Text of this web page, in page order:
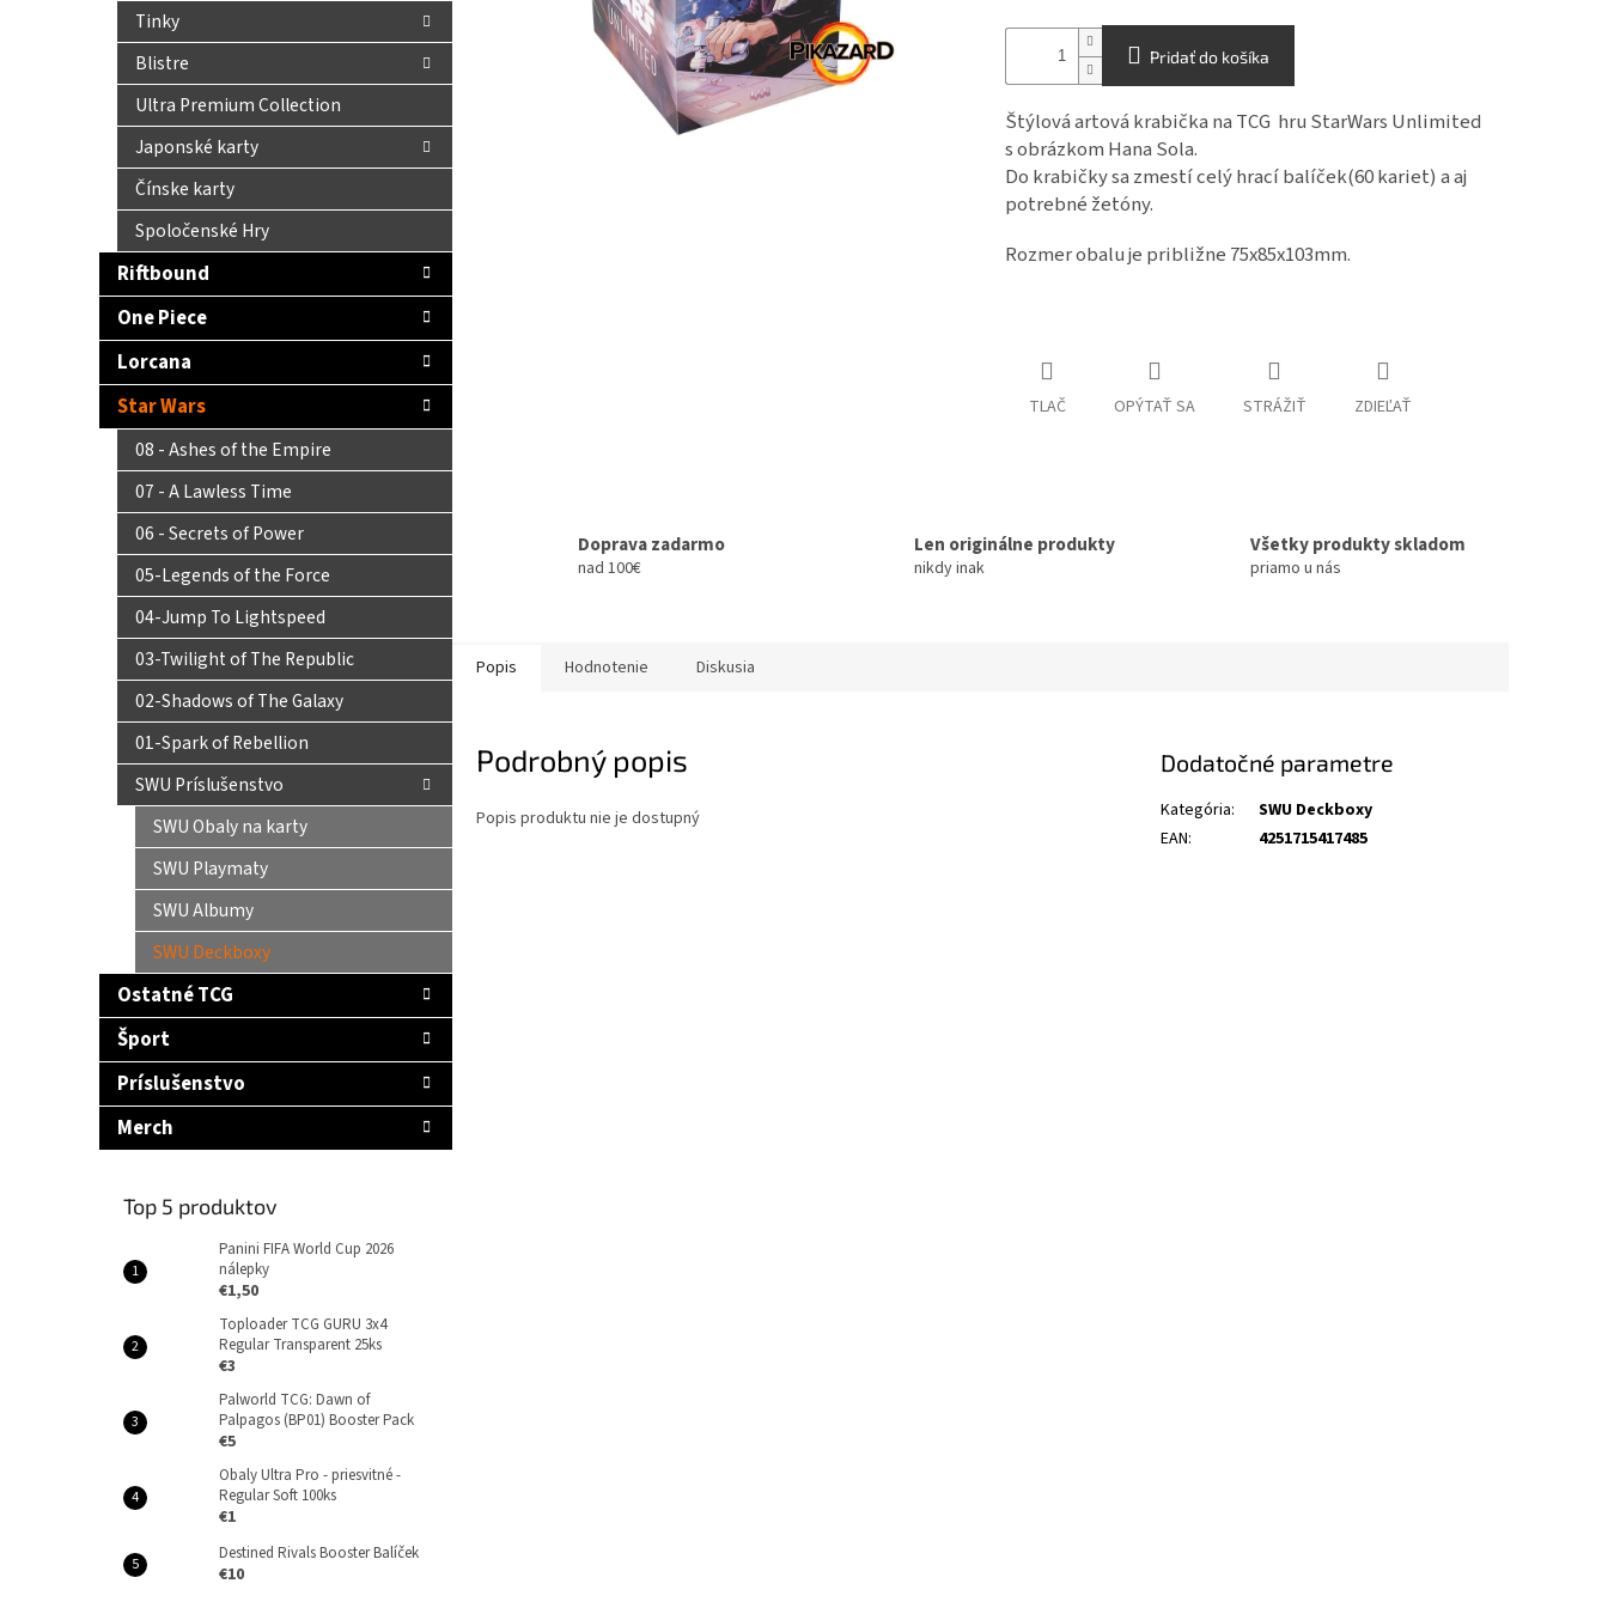
Tinky
Blistre
Ultra Premium Collection
Japonské karty
Čínske karty
Spoločenské Hry
Riftbound
One Piece
Lorcana
Star Wars
08 - Ashes of the Empire
07 - A Lawless Time
06 - Secrets of Power
05-Legends of the Force
04-Jump To Lightspeed
03-Twilight of The Republic
02-Shadows of The Galaxy
01-Spark of Rebellion
SWU Príslušenstvo
SWU Obaly na karty
SWU Playmaty
SWU Albumy
SWU Deckboxy
Ostatné TCG
Šport
Príslušenstvo
Merch
Top 5 produktov
Panini FIFA World Cup 2026
nálepky
€1,50
Toploader TCG GURU 3x4
Regular Transparent 25ks
€3
Palworld TCG: Dawn of
Palpagos (BP01) Booster Pack
€5
Obaly Ultra Pro - priesvitné -
Regular Soft 100ks
€1
Destined Rivals Booster Balíček
€10
Pridať do košíka
Štýlová artová krabička na TCG hru StarWars Unlimited
s obrázkom Hana Sola.
Do krabičky sa zmestí celý hrací balíček(60 kariet) a aj
potrebné žetóny.
Rozmer obalu je približne 75x85x103mm.
TLAČ OPÝTAŤ SA STRÁŽIŤ ZDIEĽAŤ
Doprava zadarmo
nad 100€
Len originálne produkty
nikdy inak
Všetky produkty skladom
priamo u nás
Popis Hodnotenie Diskusia
Podrobný popis
Popis produktu nie je dostupný
Dodatočné parametre
Kategória:
SWU Deckboxy
EAN: 4251715417485